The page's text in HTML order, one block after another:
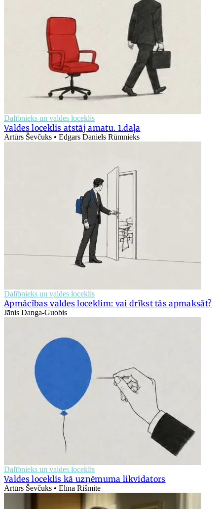
Dalībnieks un valdes loceklis
Valdes loceklis atstāj amatu. 1.daļa
Artūrs Ševčuks • Edgars Daniels Rūmnieks
Dalībnieks un valdes loceklis
Apmācības valdes loceklim: vai drīkst tās apmaksāt?
Jānis Danga-Guobis
Dalībnieks un valdes loceklis
Valdes loceklis kā uzņēmuma likvidators
Artūrs Ševčuks • Elīna Rišmite